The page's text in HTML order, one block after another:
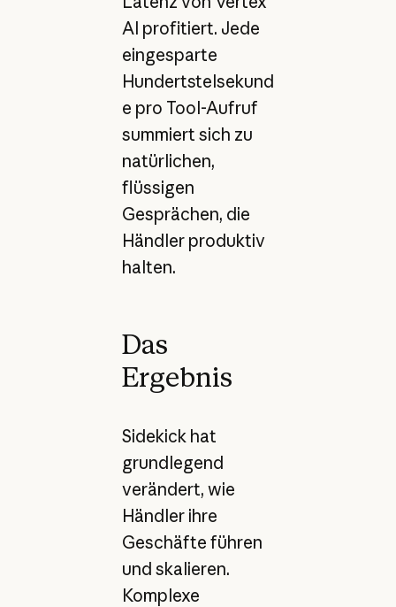
AI profitiert. Jede
eingesparte
Hundertstelsekund
e pro Tool-Aufruf
summiert sich zu
natürlichen,
flüssigen
Gesprächen, die
Händler produktiv
halten.
Das
Ergebnis
Sidekick hat
grundlegend
verändert, wie
Händler ihre
Geschäfte führen
und skalieren.
Komplexe